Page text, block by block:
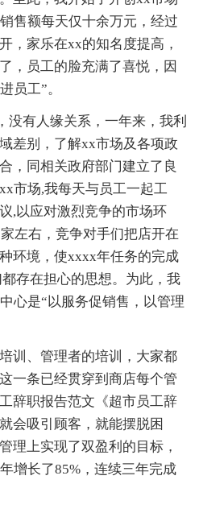
售额每天仅十余万元，经过
，家乐在xx的知名度提高，
，员工的脸充满了喜悦，因
员工”。
没有人缘关系，一年来，我利
差别，了解xx市场及各项政
，同相关政府部门建立了良
市场,我每天与员工一起工
,以应对激烈竞争的市场环
左右，竞争对手们把店开在
环境，使xxxx年任务的完成
存在担心的思想。为此，我
心是“以服务促销售，以管理
训、管理者的培训，大家都
一条已经贯穿到商店每个管
辞职报告范文《超市员工辞
会吸引顾客，就能摆脱困
理上实现了双盈利的目标，
增长了85%，连续三年完成